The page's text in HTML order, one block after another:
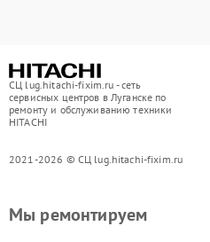
СЦ lug.hitachi-fixim.ru - сеть
сервисных центров в Луганске по
ремонту и обслуживанию техники
HITACHI
2021-2026 © СЦ lug.hitachi-fixim.ru
Мы ремонтируем